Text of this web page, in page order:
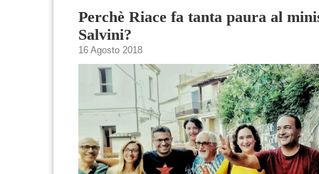
Perchè Riace fa tanta paura al
Salvini?
16 Agosto 2018